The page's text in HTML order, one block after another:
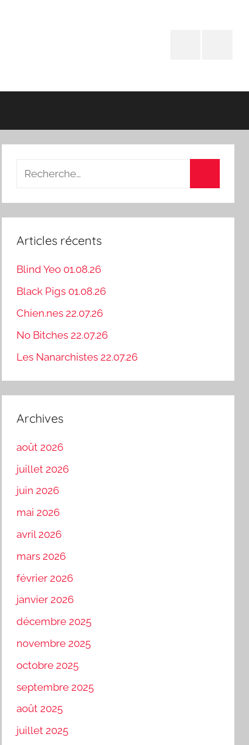
Recherche
:
Articles récents
Blind Yeo 01.08.26
Black Pigs 01.08.26
Chien.nes 22.07.26
No Bitches 22.07.26
Les Nanarchistes 22.07.26
Archives
août 2026
juillet 2026
juin 2026
mai 2026
avril 2026
mars 2026
février 2026
janvier 2026
décembre 2025
novembre 2025
octobre 2025
septembre 2025
août 2025
juillet 2025